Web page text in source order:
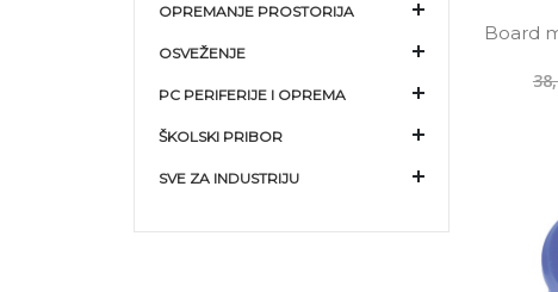
OPREMANJE PROSTORIJA
OSVEŽENJE
PC PERIFERIJE I OPREMA
ŠKOLSKI PRIBOR
SVE ZA INDUSTRIJU
Board